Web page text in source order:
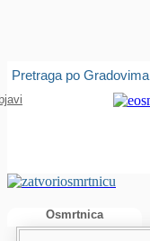
Otvori
Pretraga po Gradovima
Osmrtnica